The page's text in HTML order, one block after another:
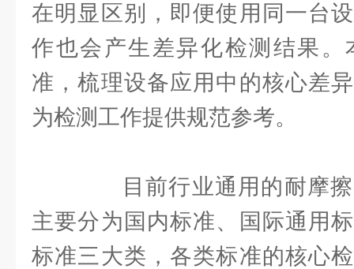
在明显区别，即便使用同一台
作也会产生差异化检测结果。
准，梳理设备应用中的核心差
为检测工作提供规范参考。
目前行业通用的耐摩擦
主要分为国内标准、国际通用
标准三大类，各类标准的核心